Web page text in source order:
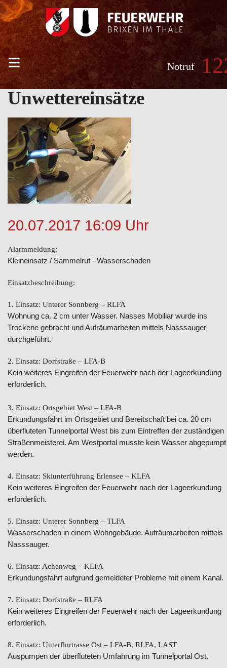
≡ Notruf
Unwettereinsätze
20.07.2017 16:09 Uhr
Alarmmeldung:
Kleineinsatz / Sammelruf - Wasserschaden
Einsatzbeschreibung:
1. Einsatz: Unterer Sonnberg – RLFA
Wohnung ca. 2 cm unter Wasser. Nasses Mobiliar wurde ins
Trockene gebracht und Aufräumarbeiten mittels Nasssauger
durchgeführt.
2. Einsatz: Dorfstraße – LFA-B
Kein weiteres Eingreifen der Feuerwehr nach der Lageerkundung
erforderlich.
3. Einsatz: Ortsgebiet West – LFA-B
Erkundungsfahrt im Ortsgebiet und Bereitschaft bei ca. 20 cm
überfluteten Tunnelportal West bis zum Eintreffen der zuständigen
Straßenmeisterei. Am Westportal musste kein Wasser abgepumpt
werden.
4. Einsatz: Skiunterführung Erlensee – KLFA
Kein weiteres Eingreifen der Feuerwehr nach der Lageerkundung
erforderlich.
5. Einsatz: Unterer Sonnberg – TLFA
Wasserschaden in einem Wohngebäude. Aufräumarbeiten mittels
Nasssauger.
6. Einsatz: Achenweg – KLFA
Erkundungsfahrt aufgrund gemeldeter Probleme mit einem Kanal.
7. Einsatz: Dorfstraße – RLFA
Kein weiteres Eingreifen der Feuerwehr nach der Lageerkundung
erforderlich.
8. Einsatz: Unterflurtrasse Ost – LFA-B, RLFA, LAST
Auspumpen der überfluteten Umfahrung im Tunnelportal Ost.